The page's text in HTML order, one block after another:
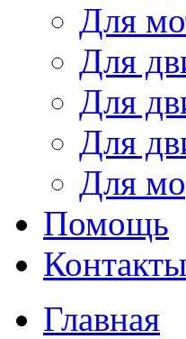
Для
Для
Для
Для
Для
Помощь
Контакты
Главная